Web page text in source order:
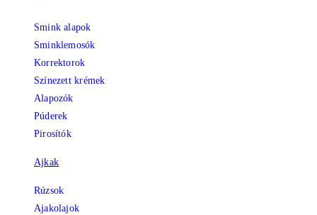
Smink alapok
Sminklemosók
Korrektorok
Színezett krémek
Alapozók
Púderek
Pirosítók
Ajkak
Rúzsok
Ajakolajok